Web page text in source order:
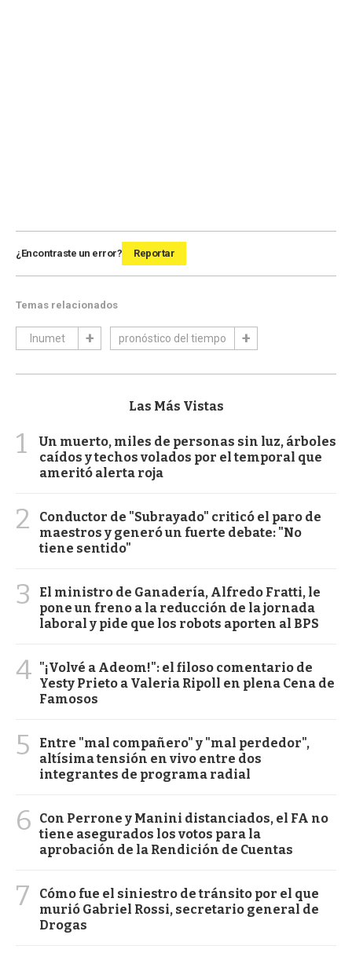
¿Encontraste un error? Reportar
Temas relacionados
Inumet pronóstico del tiempo
Las Más Vistas
1
Un muerto, miles de personas sin luz, árboles
caídos y techos volados por el temporal que
ameritó alerta roja
2
Conductor de "Subrayado" criticó el paro de
maestros y generó un fuerte debate: "No
tiene sentido"
3
El ministro de Ganadería, Alfredo Fratti, le
pone un freno a la reducción de la jornada
laboral y pide que los robots aporten al BPS
4 "¡Volvé a Adeom!": el filoso comentario de
Yesty Prieto a Valeria Ripoll en plena Cena de
Famosos
5
Entre "mal compañero" y "mal perdedor",
altísima tensión en vivo entre dos
integrantes de programa radial
6
Con Perrone y Manini distanciados, el FA no
tiene asegurados los votos para la
aprobación de la Rendición de Cuentas
7
Cómo fue el siniestro de tránsito por el que
murió Gabriel Rossi, secretario general de
Drogas